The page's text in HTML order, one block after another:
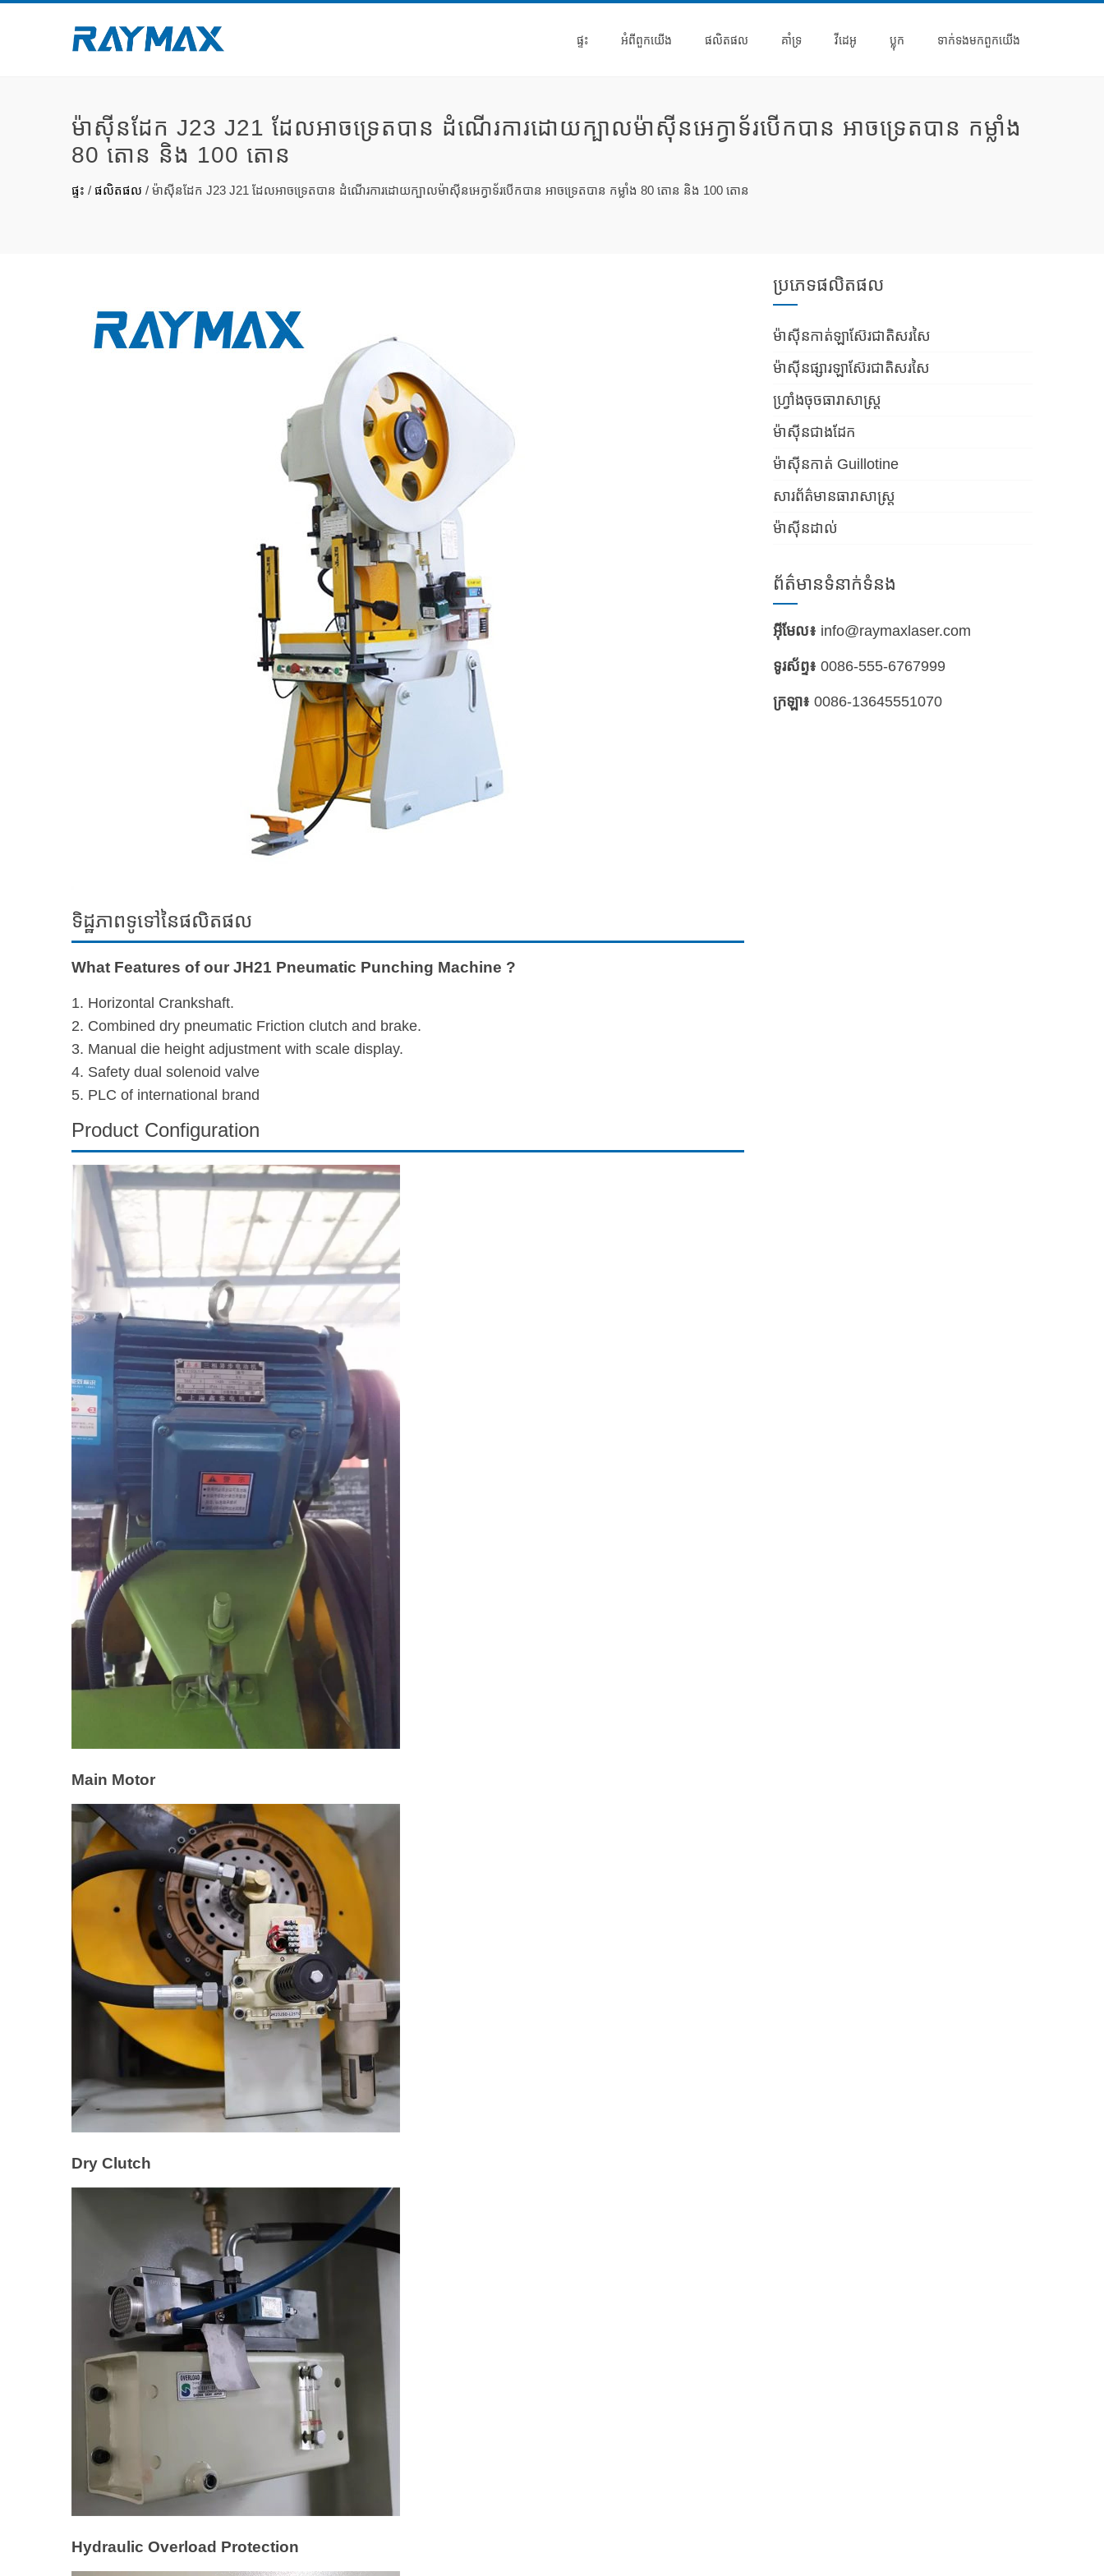
ផ្ទះ អំពី​ពួក​យើង ផលិតផល គាំទ្រ វីដេអូ ប្លុក ទាក់ទង​មក​ពួក​យើង
ម៉ាស៊ីន​ដែក J23 J21 ដែលអាច​ទ្រេត​បាន ដំណើរការ​ដោយ​ក្បាល​ម៉ាស៊ីន​អេក្វាទ័រ​បើក​បាន អាច​ទ្រេត​បាន​ កម្លាំង​
80 តោន និង 100 តោន
ផ្ទះ / ផលិតផល / ម៉ាស៊ីន​ដែក J23 J21 ដែលអាច​ទ្រេត​បាន ដំណើរការ​ដោយ​ក្បាល​ម៉ាស៊ីន​អេក្វាទ័រ​បើក​បាន អាច​ទ្រេត​បាន​ កម្លាំង​ 80 តោន និង 100 តោន
ទិដ្ឋភាព​ទូទៅ​នៃ​ផលិតផល
What Features of our JH21 Pneumatic Punching Machine ?
1. Horizontal Crankshaft.
2. Combined dry pneumatic Friction clutch and brake.
3. Manual die height adjustment with scale display.
4. Safety dual solenoid valve
5. PLC of international brand
Product Configuration
Main Motor
Dry Clutch
Hydraulic Overload Protection
ប្រភេទផលិតផល
ម៉ាស៊ីនកាត់ឡាស៊ែរជាតិសរសៃ
ម៉ាស៊ីនផ្សារឡាស៊ែរជាតិសរសៃ
ហ្វ្រាំងចុចធារាសាស្ត្រ
ម៉ាស៊ីនជាងដែក
ម៉ាស៊ីនកាត់ Guillotine
សារព័ត៌មានធារាសាស្ត្រ
ម៉ាស៊ីនដាល់
ព័ត៌មានទំនាក់ទំនង
អ៊ីមែល៖ info@raymaxlaser.com
ទូរស័ព្ទ៖ 0086-555-6767999
ក្រឡា៖ 0086-13645551070